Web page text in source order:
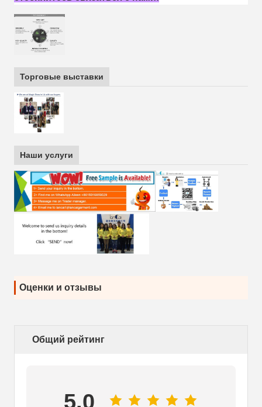
Торговые выставки
Наши услуги
Оценки и отзывы
Общий рейтинг
5.0